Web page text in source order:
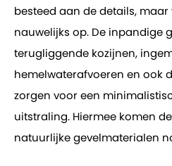
besteed aan de details,
nauwelijks op. De inpandige
terugliggende kozijnen,
hemelwaterafvoeren en ook
zorgen voor een
uitstraling. Hiermee komen
natuurlijke gevelmaterialen